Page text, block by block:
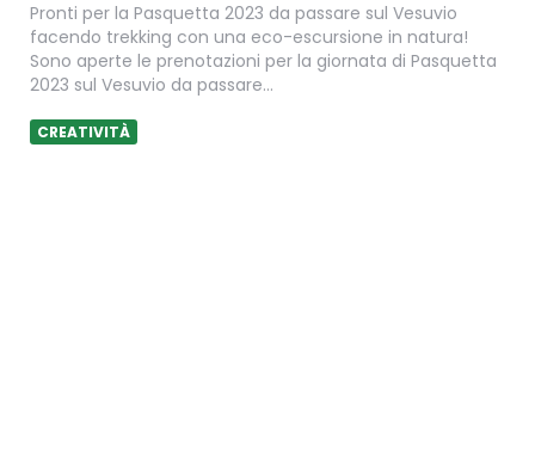
Pronti per la Pasquetta 2023 da passare sul Vesuvio
facendo trekking con una eco-escursione in natura!
Sono aperte le prenotazioni per la giornata di Pasquetta
2023 sul Vesuvio da passare…
CREATIVITÀ